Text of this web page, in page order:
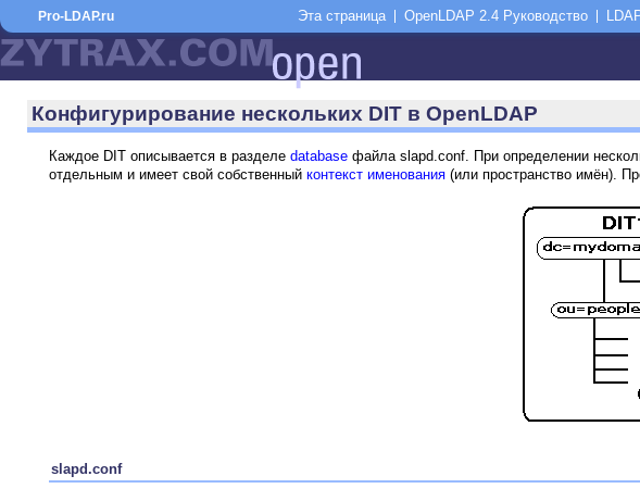
Конфигурирование нескольких DIT в OpenLDAP
Каждое DIT описывается в разделе database файла slapd.conf. При определении
отдельным и имеет свой собственный контекст именования (или пространство имён).
slapd.conf
Pro-LDAP.ru Эта страница OpenLDAP 2.4 Руководство